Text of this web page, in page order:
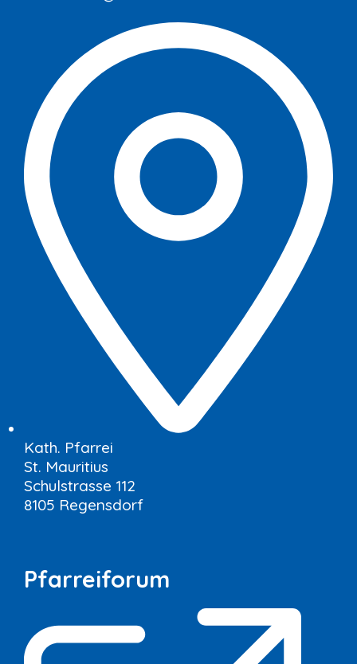
Kath. Pfarrei
St. Mauritius
Schulstrasse 112
8105 Regensdorf
Pfarreiforum